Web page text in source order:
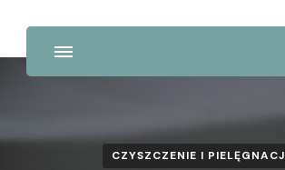
CZYSZCZENIE I